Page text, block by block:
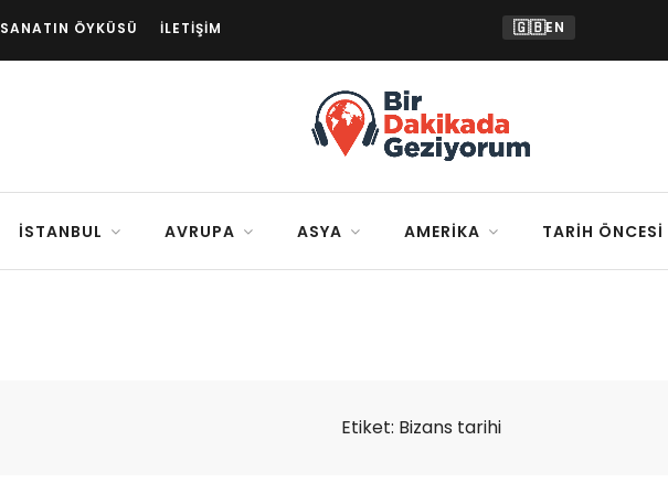
SANATIN ÖYKÜSÜ İLETIŞIM 🇬🇧EN
İSTANBUL AVRUPA ASYA AMERIKA TARIH ÖNCESI
Etiket: Bizans tarihi